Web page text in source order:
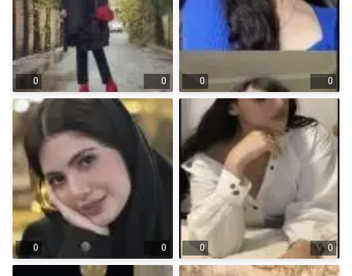
0 0 0 0
0 0 0 0